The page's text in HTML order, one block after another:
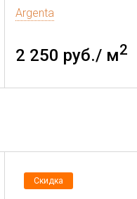
Argenta
2 250 руб./ м2
Скидка